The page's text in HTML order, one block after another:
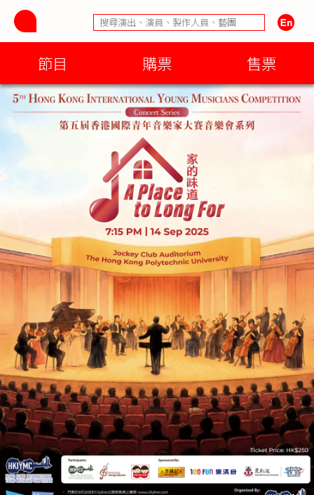
節目 購票 售票